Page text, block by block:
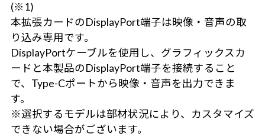
(※1)
本拡張カードのDisplayPort端子は映像・音声の取
り込み専用です。
DisplayPortケーブルを使用し、グラフィックスカ
ードと本製品のDisplayPort端子を接続すること
で、Type-Cポートから映像・音声を出力できま
す。
※選択するモデルは部材状況により、カスタマイズ
できない場合がございます。